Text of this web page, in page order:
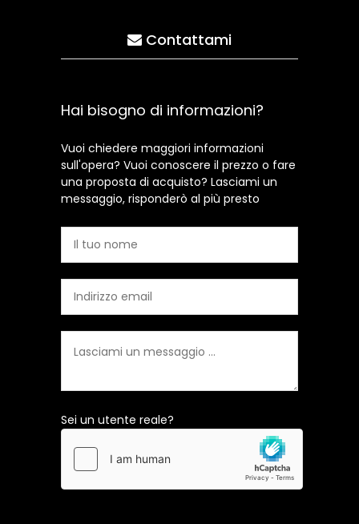
Contattami
Hai bisogno di informazioni?
Vuoi chiedere maggiori informazioni
sull'opera? Vuoi conoscere il prezzo o fare
una proposta di acquisto? Lasciami un
messaggio, risponderò al più presto
Sei un utente reale?